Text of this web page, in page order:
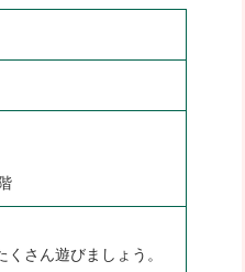
さん遊びましょう。